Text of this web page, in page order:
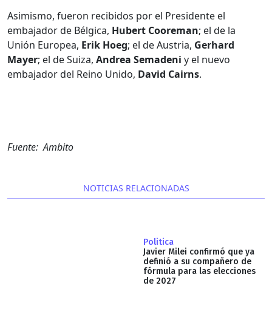
Asimismo, fueron recibidos por el Presidente el
embajador de Bélgica, Hubert Cooreman; el de la
Unión Europea, Erik Hoeg; el de Austria, Gerhard
Mayer; el de Suiza, Andrea Semadeni y el nuevo
embajador del Reino Unido, David Cairns.
Fuente: Ambito
NOTICIAS RELACIONADAS
Politica
Javier Milei confirmó que ya
definió a su compañero de
fórmula para las elecciones
de 2027